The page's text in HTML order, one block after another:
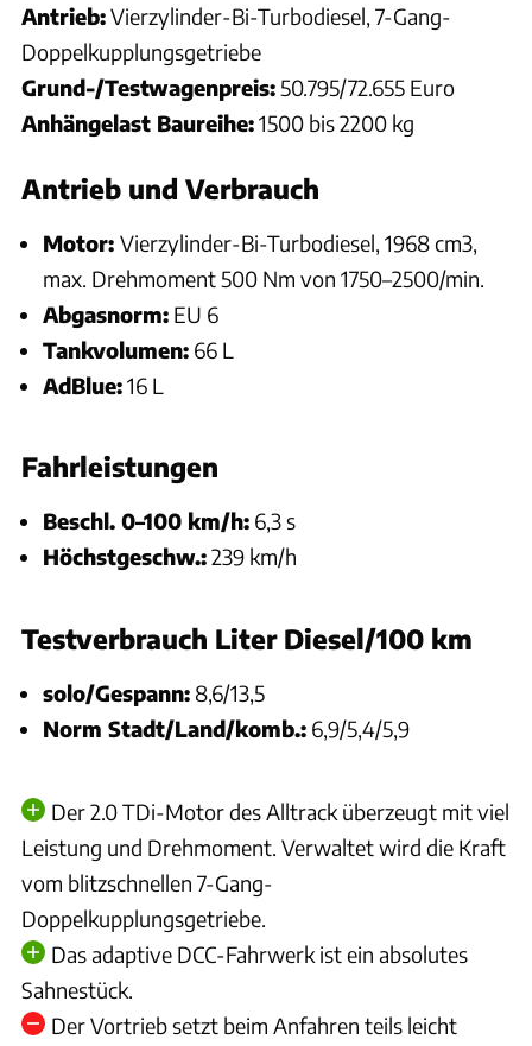
Antrieb:Vierzylinder-Bi-Turbodiesel, 7-Gang-
Doppelkupplungsgetriebe
Grund-/Testwagenpreis:50.795/72.655 Euro
Anhängelast Baureihe:1500 bis 2200 kg
Antrieb und Verbrauch
Motor: Vierzylinder-Bi-Turbodiesel, 1968 cm3,
max. Drehmoment 500 Nm von 1750–2500/min.
Abgasnorm: EU 6
Tankvolumen: 66 L
AdBlue:16 L
Fahrleistungen
Beschl. 0–100 km/h: 6,3 s
Höchstgeschw.:239 km/h
Testverbrauch Liter Diesel/100 km
solo/Gespann: 8,6/13,5
Norm Stadt/Land/komb.: 6,9/5,4/5,9
Der 2.0 TDi-Motor des Alltrack überzeugt mit viel
Leistung und Drehmoment. Verwaltet wird die Kraft
vom blitzschnellen 7-Gang-
Doppelkupplungsgetriebe.
Das adaptive DCC-Fahrwerk ist ein absolutes
Sahnestück.
Der Vortrieb setzt beim Anfahren teils leicht